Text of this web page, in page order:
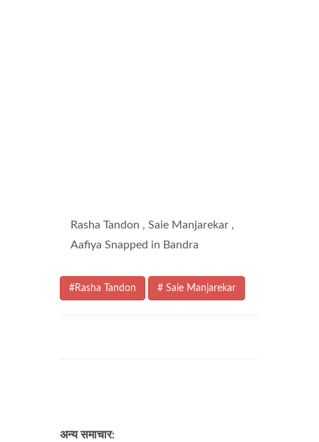
Rasha Tandon , Saie Manjarekar ,
Aafiya Snapped in Bandra
#Rasha Tandon # Saie Manjarekar
अन्य समाचार: